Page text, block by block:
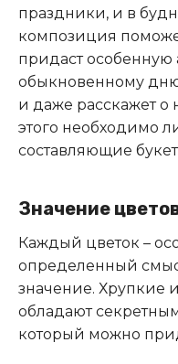
праздники, и в
композиция
придаст
обыкновенному
и даже расскажет о
этого необходимо
составляющие
Значение
Каждый цветок –
определенный
значение. Хрупкие
обладают
который можно